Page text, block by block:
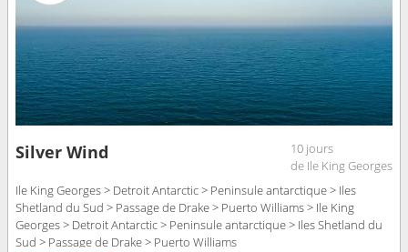
Silver Wind
10 jours
de Ile King Georges
Ile King Georges > Detroit Antarctic > Peninsule antarctique > Iles
Shetland du Sud > Passage de Drake > Puerto Williams > Ile King
Georges > Detroit Antarctic > Peninsule antarctique > Iles Shetland du
Sud > Passage de Drake > Puerto Williams